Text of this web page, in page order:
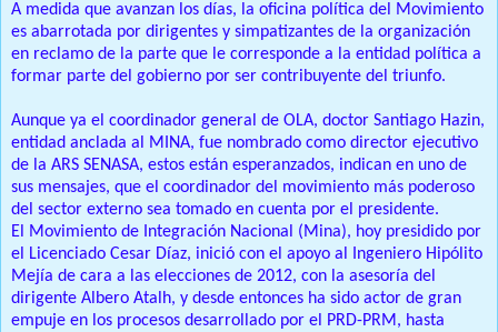
A medida que avanzan los días, la oficina política del Movimiento
es abarrotada por dirigentes y simpatizantes de la organización
en reclamo de la parte que le corresponde a la entidad política a
formar parte del gobierno por ser contribuyente del triunfo.
Aunque ya el coordinador general de OLA, doctor Santiago Hazin,
entidad anclada al MINA, fue nombrado como director ejecutivo
de la ARS SENASA, estos están esperanzados, indican en uno de
sus mensajes, que el coordinador del movimiento más poderoso
del sector externo sea tomado en cuenta por el presidente.
El Movimiento de Integración Nacional (Mina), hoy presidido por
el Licenciado Cesar Díaz, inició con el apoyo al Ingeniero Hipólito
Mejía de cara a las elecciones de 2012, con la asesoría del
dirigente Albero Atalh, y desde entonces ha sido actor de gran
empuje en los procesos desarrollado por el PRD-PRM, hasta